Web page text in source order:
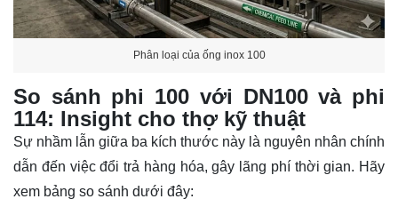
Phân loại của ống inox 100
So sánh phi 100 với DN100 và phi
114: Insight cho thợ kỹ thuật
Sự nhầm lẫn giữa ba kích thước này là nguyên nhân chính
dẫn đến việc đổi trả hàng hóa, gây lãng phí thời gian. Hãy
xem bảng so sánh dưới đây: